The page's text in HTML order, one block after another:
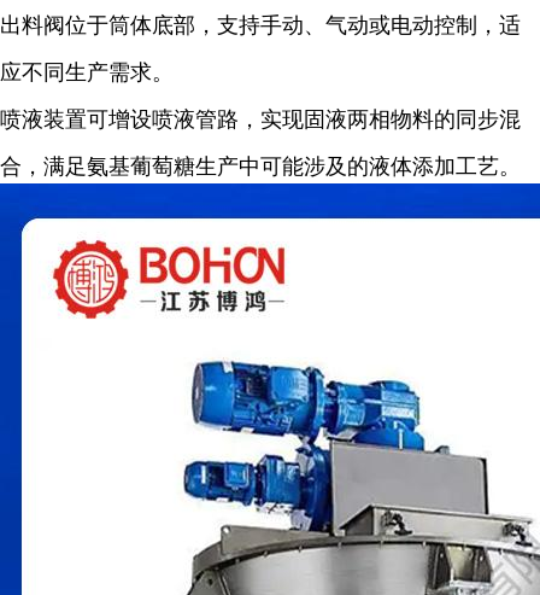
出料阀位于筒体底部，支持手动、气动或电动控制，适
应不同生产需求。
喷液装置可增设喷液管路，实现固液两相物料的同步混
合，满足氨基葡萄糖生产中可能涉及的液体添加工艺。